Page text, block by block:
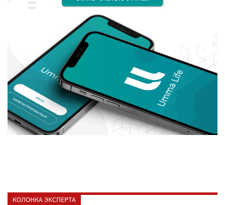
КОЛОНКА ЭКСПЕРТА